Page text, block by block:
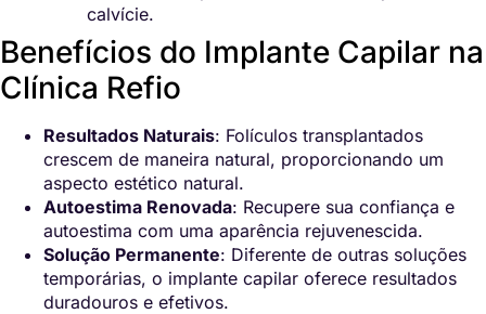
calvície.
Benefícios do Implante Capilar na
Clínica Refio
Resultados Naturais: Folículos transplantados
crescem de maneira natural, proporcionando um
aspecto estético natural.
Autoestima Renovada: Recupere sua confiança e
autoestima com uma aparência rejuvenescida.
Solução Permanente: Diferente de outras soluções
temporárias, o implante capilar oferece resultados
duradouros e efetivos.